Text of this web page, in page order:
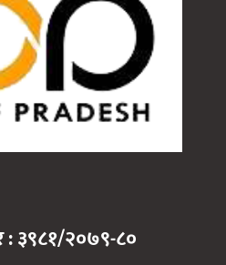
: ३९८१/२०७९-८०